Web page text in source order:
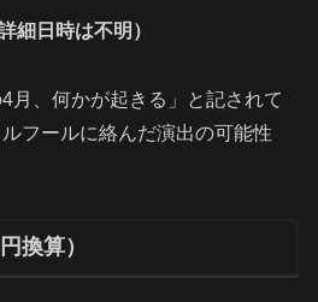
細日時は不明）
月、何かが起きる」と記されて
フールに絡んだ演出の可能性
換算）